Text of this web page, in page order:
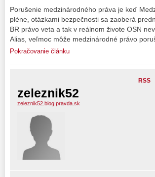
Porušenie medzinárodného práva je keď
pléne, otázkami bezpečnosti sa zaoberá
BR právo veta a tak v reálnom živote OSN
Alias, veľmoc môže medzinárodné právo
Pokračovanie článku
RSS
zeleznik52
zeleznik52.blog.pravda.sk